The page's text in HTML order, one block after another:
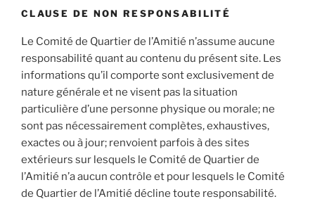
CLAUSE DE NON RESPONSABILITÉ
Le Comité de Quartier de l’Amitié n’assume aucune
responsabilité quant au contenu du présent site. Les
informations qu’il comporte sont exclusivement de
nature générale et ne visent pas la situation
particulière d’une personne physique ou morale; ne
sont pas nécessairement complètes, exhaustives,
exactes ou à jour; renvoient parfois à des sites
extérieurs sur lesquels le Comité de Quartier de
l’Amitié n’a aucun contrôle et pour lesquels le Comité
de Quartier de l’Amitié décline toute responsabilité.